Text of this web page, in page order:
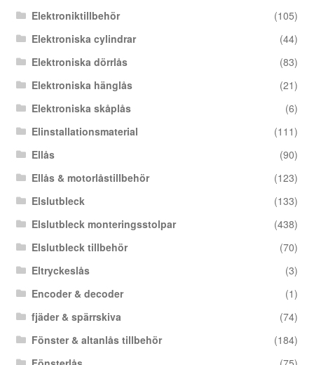
Elektroniktillbehör
(105)
Elektroniska cylindrar
(44)
Elektroniska dörrlås
(83)
Elektroniska hänglås
(21)
Elektroniska skåplås
(6)
Elinstallationsmaterial
(111)
Ellås
(90)
Ellås & motorlåstillbehör
(123)
Elslutbleck
(133)
Elslutbleck monteringsstolpar
(438)
Elslutbleck tillbehör
(70)
Eltryckeslås
(3)
Encoder & decoder
(1)
fjäder & spärrskiva
(74)
Fönster & altanlås tillbehör
(184)